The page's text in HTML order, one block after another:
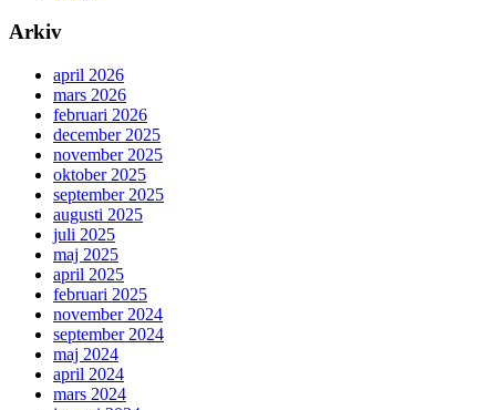
Arkiv
april 2026
mars 2026
februari 2026
december 2025
november 2025
oktober 2025
september 2025
augusti 2025
juli 2025
maj 2025
april 2025
februari 2025
november 2024
september 2024
maj 2024
april 2024
mars 2024